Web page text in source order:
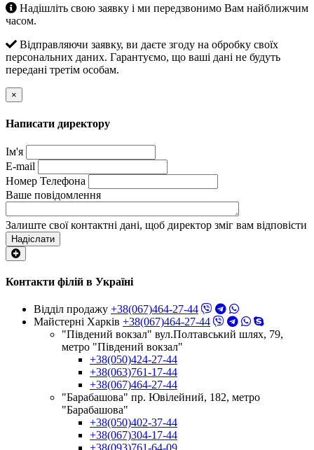
Надішліть свою заявку і ми передзвонимо Вам найближчим
часом.
Відправляючи заявку, ви даєте згоду на обробку своїх
персональних даних. Гарантуємо, що ваші дані не будуть
передані третім особам.
×
Написати директору
Ім'я
E-mail
Номер Телефона
Ваше повідомлення
Залиште свої контактні дані, щоб директор зміг вам відповісти
Надіслати
Контакти філій в Україні
Відділ продажу +38(067)464-27-44
Майстерні Харків +38(067)464-27-44
"Південий вокзал" вул.Полтавський шлях, 79,
метро "Південий вокзал"
+38(050)424-27-44
+38(063)761-17-44
+38(067)464-27-44
"Барабашова" пр. Ювілейний, 182, метро
"Барабашова"
+38(050)402-37-44
+38(067)304-17-44